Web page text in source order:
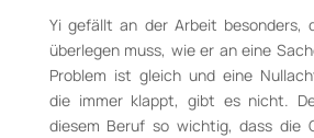
Yi gefällt an der Arbeit besonders,
überlegen muss, wie er an eine
Problem ist gleich und eine
die immer klappt, gibt es nicht.
diesem Beruf so wichtig, dass die